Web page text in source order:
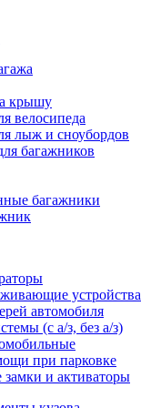
крышу
велосипеда
лыж и сноубордов
багажников
багажники
устройства
автомобиля
(с а/з, без а/з)
при парковке
и активаторы